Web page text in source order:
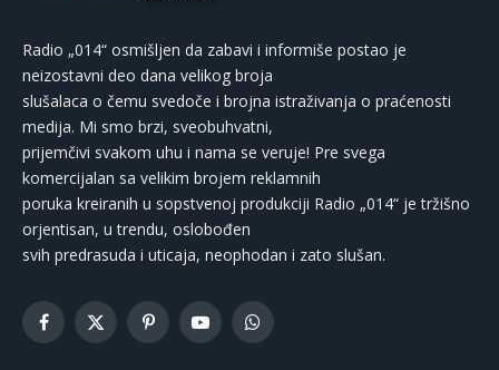
Radio „014“ osmišljen da zabavi i informiše postao je
neizostavni deo dana velikog broja
slušalaca o čemu svedoče i brojna istraživanja o praćenosti
medija. Mi smo brzi, sveobuhvatni,
prijemčivi svakom uhu i nama se veruje! Pre svega
komercijalan sa velikim brojem reklamnih
poruka kreiranih u sopstvenoj produkciji Radio „014“ je tržišno
orjentisan, u trendu, oslobođen
svih predrasuda i uticaja, neophodan i zato slušan.
Facebook
X
PinterestYouTubeWhatsApp